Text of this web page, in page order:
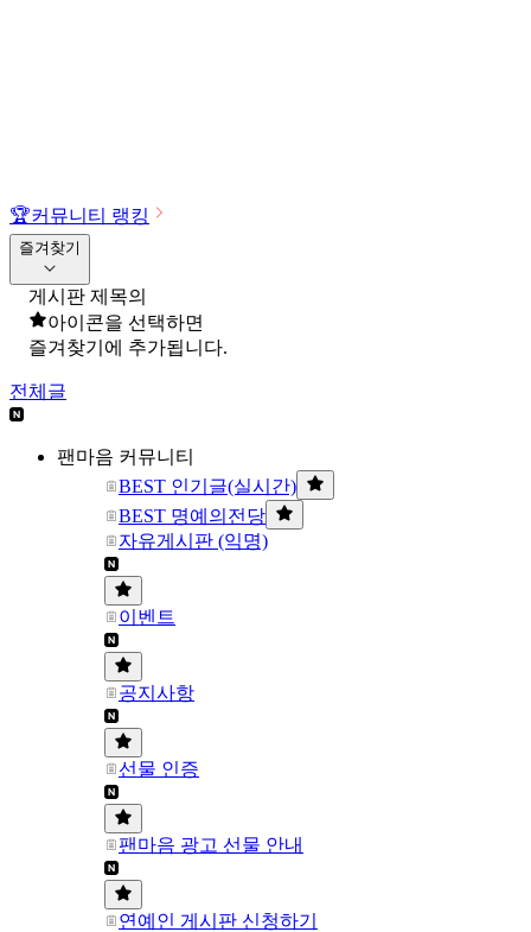
🏆커뮤니티 랭킹
즐겨찾기
게시판 제목의
아이콘을 선택하면
즐겨찾기에 추가됩니다.
전체글
팬마음 커뮤니티
BEST 인기글(실시간)
BEST 명예의전당
자유게시판 (익명)
이벤트
공지사항
선물 인증
팬마음 광고 선물 안내
연예인 게시판 신청하기